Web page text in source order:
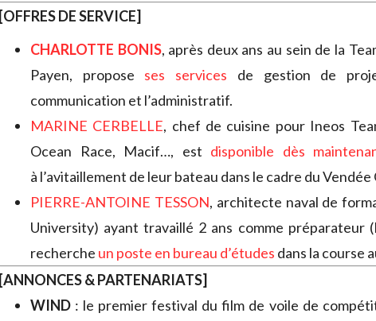
[OFFRES DE SERVICE]
CHARLOTTE BONIS, après deux ans au sein de la
Payen, propose ses services de gestion de
communication et l’administratif.
MARINE CERBELLE, chef de cuisine pour Ineos
Ocean Race, Macif…, est disponible dès
à l’avitaillement de leur bateau dans le cadre du Vendée
PIERRE-ANTOINE TESSON, architecte naval de
University) ayant travaillé 2 ans comme préparateur
recherche un poste en bureau d’études dans la course
[ANNONCES & PARTENARIATS]
WIND : le premier festival du film de voile de